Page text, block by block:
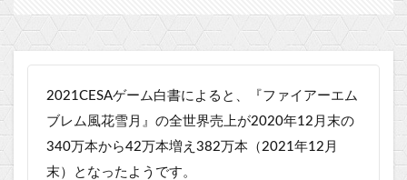
2021CESAゲーム白書によると、『ファイアーエム
ブレム風花雪月』の全世界売上が2020年12月末の
340万本から42万本増え382万本（2021年12月
末）となったようです。